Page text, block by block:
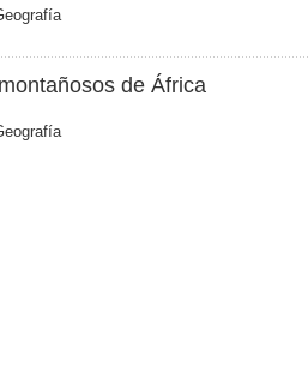
de África